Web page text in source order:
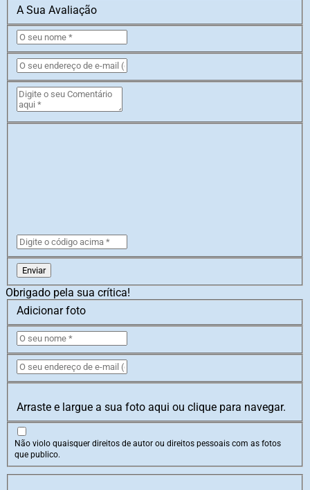
A Sua Avaliação
Enviar
Obrigado pela sua crítica!
Adicionar foto
Arraste e largue a sua foto aqui ou clique para navegar.
Não violo quaisquer direitos de autor ou direitos pessoais com as fotos
que publico.